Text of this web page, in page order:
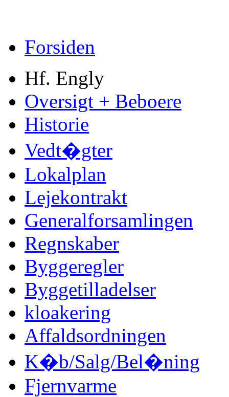
Forsiden
Hf. Engly
Oversigt + Beboere
Historie
Vedt�gter
Lokalplan
Lejekontrakt
Generalforsamlingen
Regnskaber
Byggeregler
Byggetilladelser
kloakering
Affaldsordningen
K�b/Salg/Bel�ning
Fjernvarme